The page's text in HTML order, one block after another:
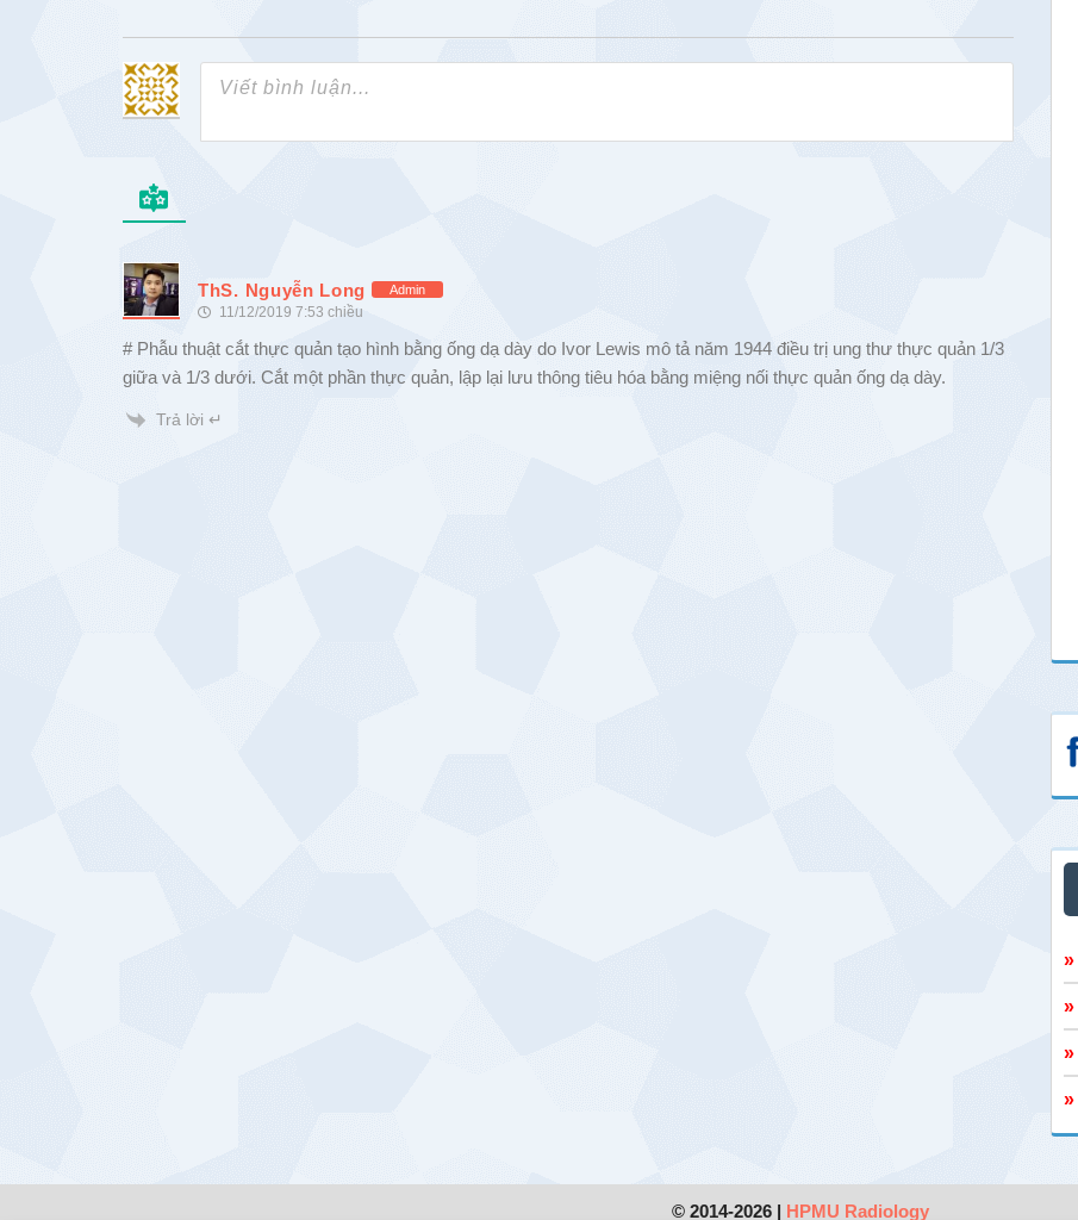
ThS. Nguyễn Long Admin
11/12/2019 7:53 chiều
# Phẫu thuật cắt thực quản tạo hình bằng ống dạ dày do Ivor Lewis mô tả năm 1944 điều trị ung thư thực quản 1/3
giữa và 1/3 dưới. Cắt một phần thực quản, lập lại lưu thông tiêu hóa bằng miệng nối thực quản ống dạ dày.
Trả lời ↵
»
»
»
»
© 2014-2026 | HPMU Radiology